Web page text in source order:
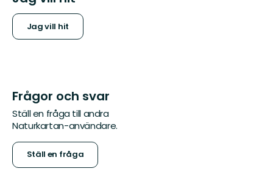
Jag vill hit
Frågor och svar
Ställ en fråga till andra
Naturkartan-användare.
Ställ en fråga